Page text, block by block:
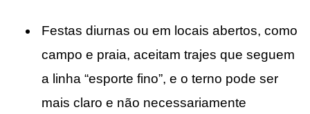
Festas diurnas ou em locais abertos, como
campo e praia, aceitam trajes que seguem
a linha “esporte fino”, e o terno pode ser
mais claro e não necessariamente